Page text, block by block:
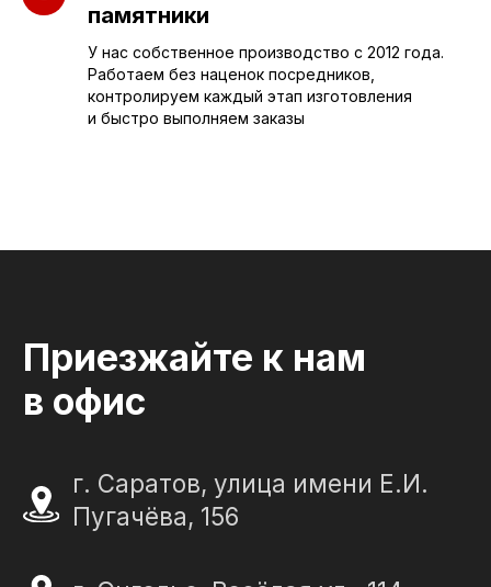
памятники
У нас собственное производство с 2012 года.
Работаем без наценок посредников,
контролируем каждый этап изготовления
и быстро выполняем заказы
© 2012-2024 гранитная мастерская
"Слеза в камне"
СЛЕЗА В
КАМНЕ
Политика конфиденциальности